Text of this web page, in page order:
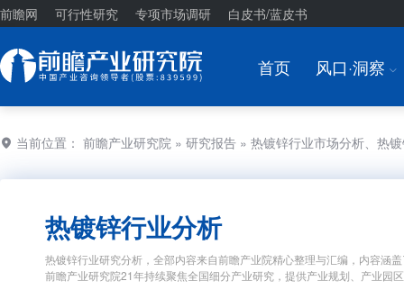
前瞻网 可行性研究 专项市场调研 白皮书/蓝皮书
首页 风口·洞察 I
当前位置： 前瞻产业研究院 » 研究报告 » 热镀锌行业市场分析、热
热镀锌行业分析
热镀锌行业研究分析，全部内容来自前瞻产业院精心整理与汇编，内容涵
前瞻产业研究院21年持续聚焦全国细分产业研究，提供产业规划、产业园